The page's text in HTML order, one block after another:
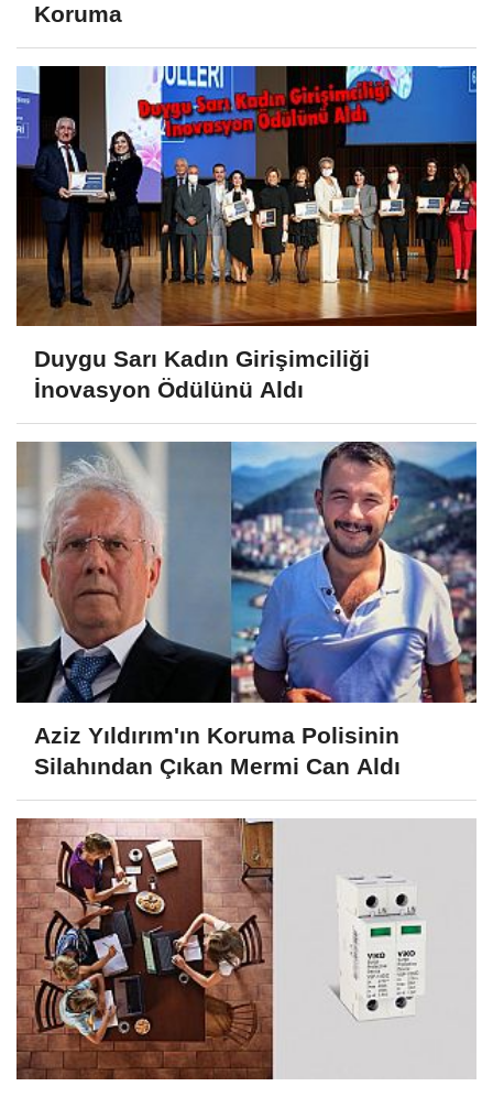
Koruma
Duygu Sarı Kadın Girişimciliği
İnovasyon Ödülünü Aldı
Aziz Yıldırım'ın Koruma Polisinin
Silahından Çıkan Mermi Can Aldı